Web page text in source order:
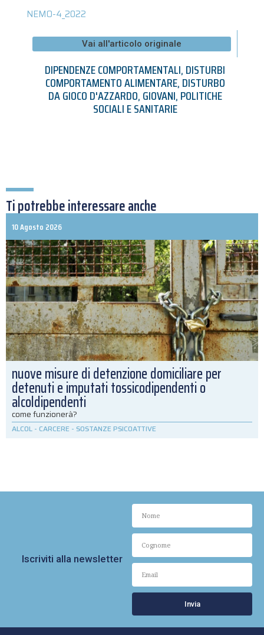
NEMO-4_2022
Vai all'articolo originale
DIPENDENZE COMPORTAMENTALI,DISTURBI
COMPORTAMENTO ALIMENTARE,DISTURBO
DA GIOCO D'AZZARDO,GIOVANI,POLITICHE
SOCIALI E SANITARIE
Ti potrebbe interessare anche
10 Agosto 2026
nuove misure di detenzione domiciliare per
detenuti e imputati tossicodipendenti o
alcoldipendenti
come funzionerà?
ALCOL - CARCERE - SOSTANZE PSICOATTIVE
Iscriviti alla newsletter
Invia